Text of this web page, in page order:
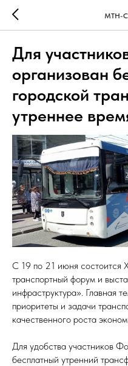
МТН-
Для
организован
городской
утреннее
С 19 по 21 июня состоится
транспортный форум и
инфраструктура». Главная
приоритеты и задачи
качественного роста
Для удобства участников
бесплатный утренний